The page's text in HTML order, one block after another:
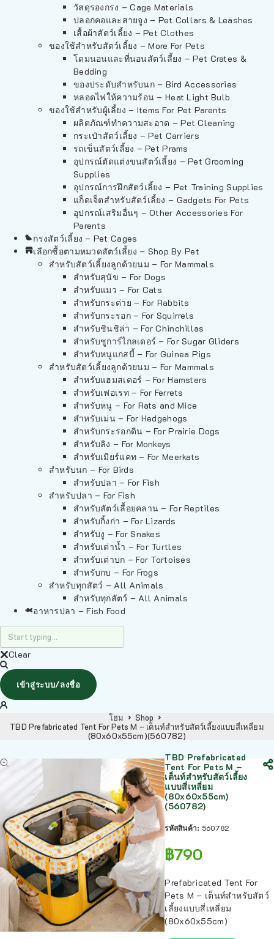
วัสดุรองกรง – Cage Materials
ปลอกคอและสายจูง – Pet Collars & Leashes
เสื้อผ้าสัตว์เลี้ยง – Pet Clothes
ของใช้สำหรับสัตว์เลี้ยง – More For Pets
โดมนอนและที่นอนสัตว์เลี้ยง – Pet Crates &
Bedding
ของประดับสำหรับนก – Bird Accessories
หลอดไฟให้ความร้อน – Heat Light Bulb
ของใช้สำหรับผู้เลี้ยง – Items For Pet Parents
ผลิตภัณฑ์ทำความสะอาด – Pet Cleaning
กระเป๋าสัตว์เลี้ยง – Pet Carriers
รถเข็นสัตว์เลี้ยง – Pet Prams
อุปกรณ์ตัดแต่งขนสัตว์เลี้ยง – Pet Grooming
Supplies
อุปกรณ์การฝึกสัตว์เลี้ยง – Pet Training Supplies
แก็ดเจ็ตสำหรับสัตว์เลี้ยง – Gadgets For Pets
อุปกรณ์เสริมอื่นๆ – Other Accessories For
Parents
กรงสัตว์เลี้ยง – Pet Cages
เลือกซื้อตามหมวดสัตว์เลี้ยง – Shop By Pet
สำหรับสัตว์เลี้ยงลูกด้วยนม – For Mammals
สำหรับสุนัข – For Dogs
สำหรับแมว – For Cats
สำหรับกระต่าย – For Rabbits
สำหรับกระรอก – For Squirrels
สำหรับชินชิล่า – For Chinchillas
สำหรับชูการ์ไกลเดอร์ – For Sugar Gliders
สำหรับหนูแกสบี้ – For Guinea Pigs
สำหรับสัตว์เลี้ยงลูกด้วยนม – For Mammals
สำหรับแฮมสเตอร์ – For Hamsters
สำหรับเฟอเรท – For Ferrets
สำหรับหนู – For Rats and Mice
สำหรับเม่น – For Hedgehogs
สำหรับกระรอกดิน – For Prairie Dogs
สำหรับลิง – For Monkeys
สำหรับเมียร์แคท – For Meerkats
สำหรับนก – For Birds
สำหรับปลา – For Fish
สำหรับปลา – For Fish
สำหรับสัตว์เลื้อยคลาน – For Reptiles
สำหรับกิ้งก่า – For Lizards
สำหรับงู – For Snakes
สำหรับเต่าน้ำ – For Turtles
สำหรับเต่าบก – For Tortoises
สำหรับกบ – For Frogs
สำหรับทุกสัตว์ – All Animals
สำหรับทุกสัตว์ – All Animals
อาหารปลา – Fish Food
Clear
เข้าสู่ระบบ/ลงชื่อ
โฮม
Shop
TBD Prefabricated Tent For Pets M – เต็นท์สำหรับสัตว์เลี้ยงแบบสี่เหลี่ยม
(80x60x55cm)(560782)
TBD Prefabricated
Tent For Pets M –
เต็นท์สำหรับสัตว์เลี้ยง
แบบสี่เหลี่ยม
(80x60x55cm)
(560782)
รหัสสินค้า: 560782
฿790
Prefabricated Tent For
Pets M – เต็นท์สำหรับสัตว์
เลี้ยงแบบสี่เหลี่ยม
(80x60x55cm)